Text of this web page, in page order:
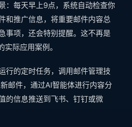
：每天早上9点，系统自动检查你
和推广信息，将重要邮件内容总
事项，还会特别提醒。这不再是
际应用案例。
行的定时任务，调用邮件管理技
邮件，通过AI智能体进行内容分
的信息推送到飞书、钉钉或微